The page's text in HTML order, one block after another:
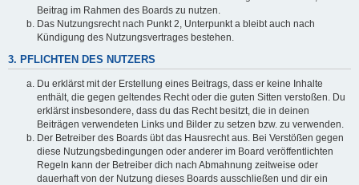
Beitrag im Rahmen des Boards zu nutzen.
Das Nutzungsrecht nach Punkt 2, Unterpunkt a bleibt auch nach
Kündigung des Nutzungsvertrages bestehen.
3. PFLICHTEN DES NUTZERS
Du erklärst mit der Erstellung eines Beitrags, dass er keine Inhalte
enthält, die gegen geltendes Recht oder die guten Sitten verstoßen. Du
erklärst insbesondere, dass du das Recht besitzt, die in deinen
Beiträgen verwendeten Links und Bilder zu setzen bzw. zu verwenden.
Der Betreiber des Boards übt das Hausrecht aus. Bei Verstößen gegen
diese Nutzungsbedingungen oder anderer im Board veröffentlichten
Regeln kann der Betreiber dich nach Abmahnung zeitweise oder
dauerhaft von der Nutzung dieses Boards ausschließen und dir ein